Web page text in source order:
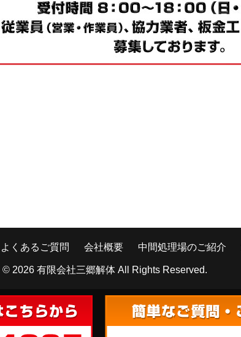
よくあるご質問 会社概要 中間処理場のご紹介
© 2026 有限会社三郷解体 All Rights Reserved.